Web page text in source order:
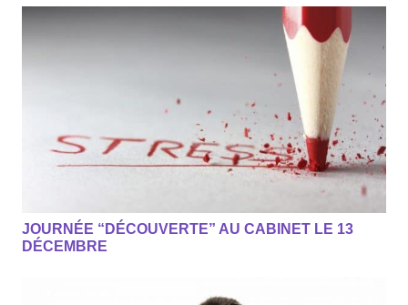
JOURNÉE “DÉCOUVERTE” AU CABINET LE 13
DÉCEMBRE